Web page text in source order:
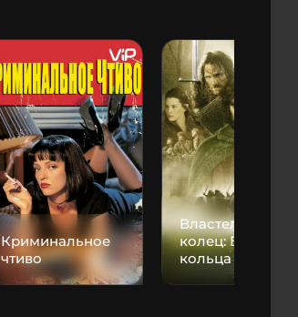
Криминальное
чтиво
Властелин
колец: Братство
кольца